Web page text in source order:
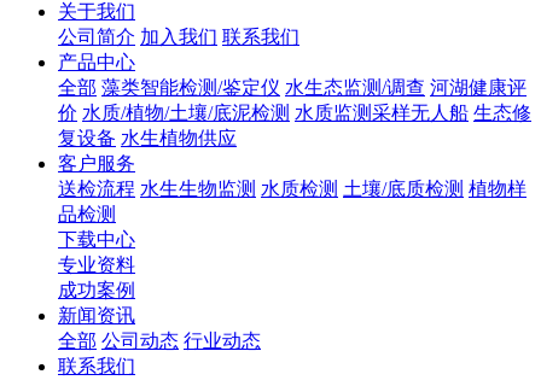
关于我们
公司简介 加入我们 联系我们
产品中心
全部 藻类智能检测/鉴定仪 水生态监测/调查 河湖健康评
价 水质/植物/土壤/底泥检测 水质监测采样无人船 生态修
复设备 水生植物供应
客户服务
送检流程 水生生物监测 水质检测 土壤/底质检测 植物样
品检测
下载中心
专业资料
成功案例
新闻资讯
全部 公司动态 行业动态
联系我们